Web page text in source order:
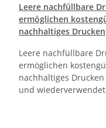
Leere nachfüllbare
ermöglichen
nachhaltiges Drucken
Leere nachfüllbare
ermöglichen
nachhaltiges
und